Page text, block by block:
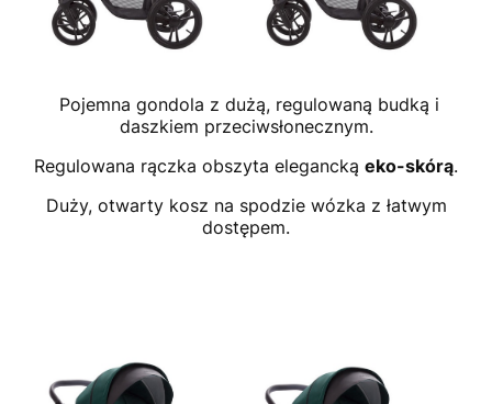
Pojemna gondola z dużą, regulowaną budką i
daszkiem przeciwsłonecznym.
Regulowana rączka obszyta elegancką eko-skórą.
Duży, otwarty kosz na spodzie wózka z łatwym
dostępem.